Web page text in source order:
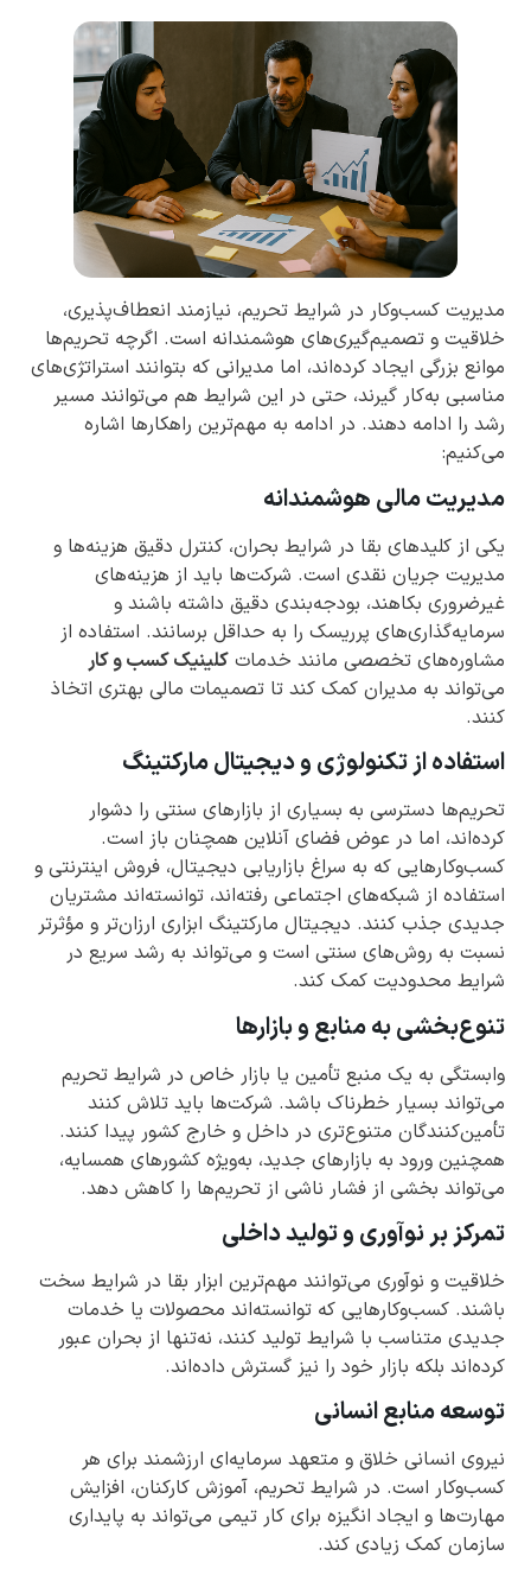
مدیریت کسب‌وکار در شرایط تحریم، نیازمند انعطاف‌پذیری،
خلاقیت و تصمیم‌گیری‌های هوشمندانه است. اگرچه تحریم‌ها
موانع بزرگی ایجاد کرده‌اند، اما مدیرانی که بتوانند استراتژی‌های
مناسبی به‌کار گیرند، حتی در این شرایط هم می‌توانند مسیر
رشد را ادامه دهند. در ادامه به مهم‌ترین راهکارها اشاره
می‌کنیم:
مدیریت مالی هوشمندانه
یکی از کلیدهای بقا در شرایط بحران، کنترل دقیق هزینه‌ها و
مدیریت جریان نقدی است. شرکت‌ها باید از هزینه‌های
غیرضروری بکاهند، بودجه‌بندی دقیق داشته باشند و
سرمایه‌گذاری‌های پرریسک را به حداقل برسانند. استفاده از
مشاوره‌های تخصصی مانند خدمات کلینیک کسب و کار
می‌تواند به مدیران کمک کند تا تصمیمات مالی بهتری اتخاذ
کنند.
استفاده از تکنولوژی و دیجیتال مارکتینگ
تحریم‌ها دسترسی به بسیاری از بازارهای سنتی را دشوار
کرده‌اند، اما در عوض فضای آنلاین همچنان باز است.
کسب‌وکارهایی که به سراغ بازاریابی دیجیتال، فروش اینترنتی و
استفاده از شبکه‌های اجتماعی رفته‌اند، توانسته‌اند مشتریان
جدیدی جذب کنند. دیجیتال مارکتینگ ابزاری ارزان‌تر و مؤثرتر
نسبت به روش‌های سنتی است و می‌تواند به رشد سریع در
شرایط محدودیت کمک کند.
تنوع‌بخشی به منابع و بازارها
وابستگی به یک منبع تأمین یا بازار خاص در شرایط تحریم
می‌تواند بسیار خطرناک باشد. شرکت‌ها باید تلاش کنند
تأمین‌کنندگان متنوع‌تری در داخل و خارج کشور پیدا کنند.
همچنین ورود به بازارهای جدید، به‌ویژه کشورهای همسایه،
می‌تواند بخشی از فشار ناشی از تحریم‌ها را کاهش دهد.
تمرکز بر نوآوری و تولید داخلی
خلاقیت و نوآوری می‌توانند مهم‌ترین ابزار بقا در شرایط سخت
باشند. کسب‌وکارهایی که توانسته‌اند محصولات یا خدمات
جدیدی متناسب با شرایط تولید کنند، نه‌تنها از بحران عبور
کرده‌اند بلکه بازار خود را نیز گسترش داده‌اند.
توسعه منابع انسانی
نیروی انسانی خلاق و متعهد سرمایه‌ای ارزشمند برای هر
کسب‌وکار است. در شرایط تحریم، آموزش کارکنان، افزایش
مهارت‌ها و ایجاد انگیزه برای کار تیمی می‌تواند به پایداری
سازمان کمک زیادی کند.